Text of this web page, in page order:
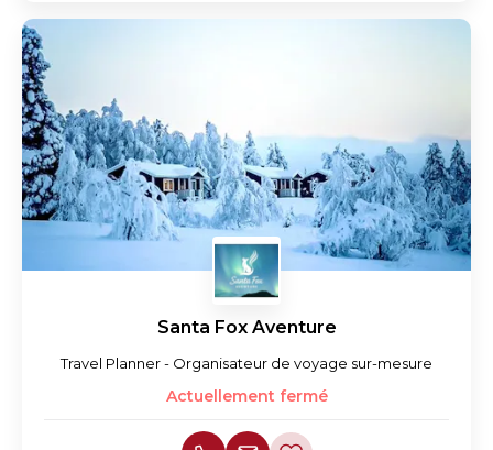
Santa Fox Aventure
Travel Planner - Organisateur de voyage sur-mesure
Actuellement fermé